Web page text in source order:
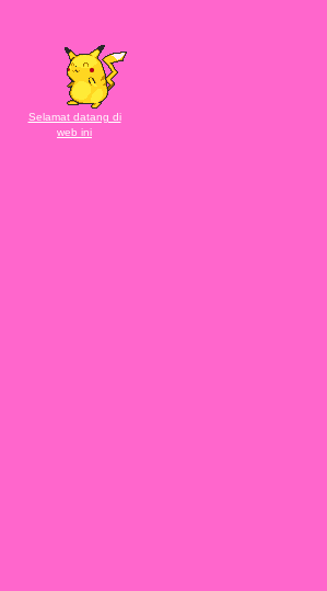
Selamat datang di
web ini